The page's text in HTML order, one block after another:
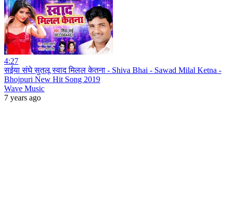
4:27
सईया संघे सुतलू स्वाद मिलल केतना - Shiva Bhai - Sawad Milal Ketna -
Bhojpuri New Hit Song 2019
Wave Music
7 years ago